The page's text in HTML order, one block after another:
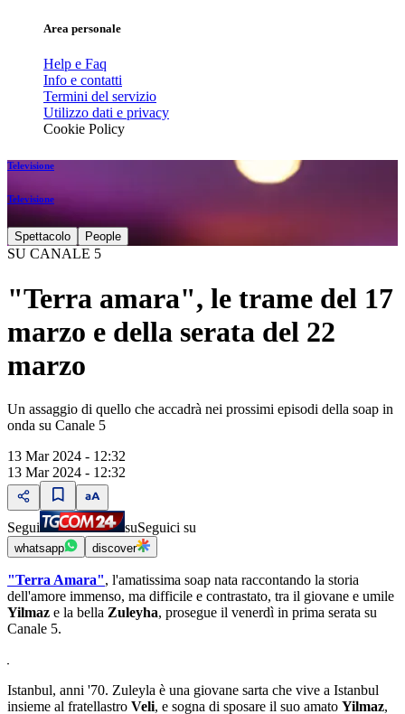
Area personale
Help e Faq
Info e contatti
Termini del servizio
Utilizzo dati e privacy
Cookie Policy
Televisione
Televisione
Spettacolo People
SU CANALE 5
"Terra amara", le trame del 17
marzo e della serata del 22
marzo
Un assaggio di quello che accadrà nei prossimi episodi della soap in
onda su Canale 5
13 Mar 2024 - 12:32
13 Mar 2024 - 12:32
Segui suSeguici su
whatsapp discover
"Terra Amara", l'amatissima soap nata raccontando la storia
dell'amore immenso, ma difficile e contrastato, tra il giovane e umile
Yilmaz e la bella Zuleyha, prosegue il venerdì in prima serata su
Canale 5.
Istanbul, anni '70. Zuleyla è una giovane sarta che vive a Istanbul
insieme al fratellastro Veli, e sogna di sposare il suo amato Yilmaz,